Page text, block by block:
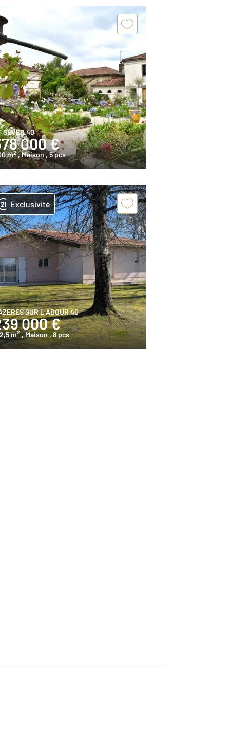
SEVER 40
000 €
m2 , Maison, 5 pcs
Exclusivité
SUR L ADOUR 40
000 €
m2 , Maison, 8 pcs